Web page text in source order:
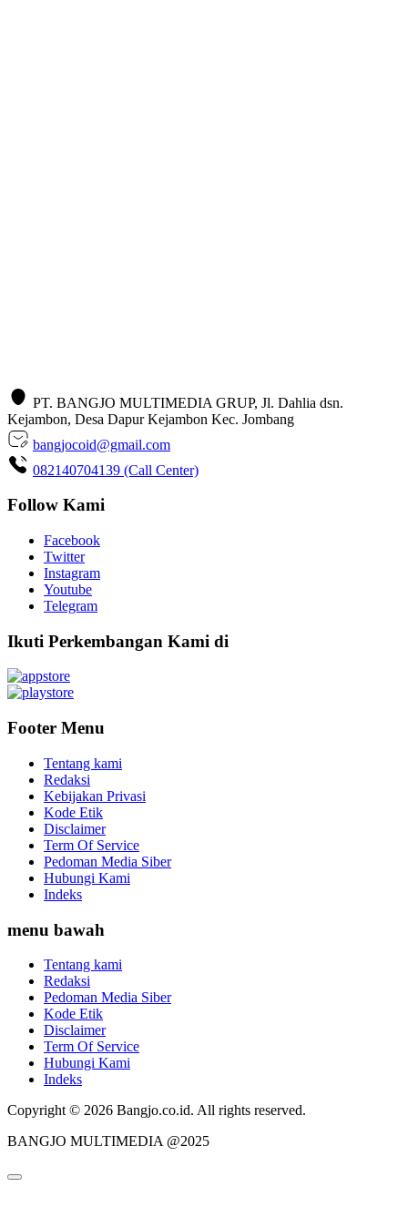
PT. BANGJO MULTIMEDIA GRUP, Jl. Dahlia dsn.
Kejambon, Desa Dapur Kejambon Kec. Jombang
bangjocoid@gmail.com
082140704139 (Call Center)
Follow Kami
Facebook
Twitter
Instagram
Youtube
Telegram
Ikuti Perkembangan Kami di
Footer Menu
Tentang kami
Redaksi
Kebijakan Privasi
Kode Etik
Disclaimer
Term Of Service
Pedoman Media Siber
Hubungi Kami
Indeks
menu bawah
Tentang kami
Redaksi
Pedoman Media Siber
Kode Etik
Disclaimer
Term Of Service
Hubungi Kami
Indeks
Copyright © 2026 Bangjo.co.id. All rights reserved.
BANGJO MULTIMEDIA @2025